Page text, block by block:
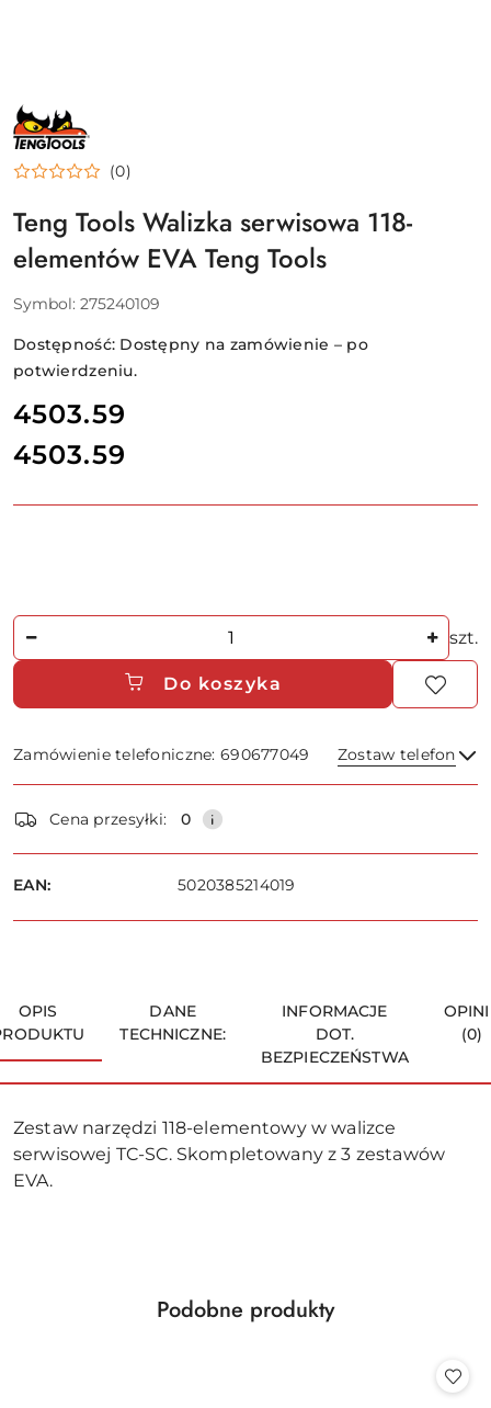
NAZWA
PRODUCENTA:
TENG
(0)
Teng Tools Walizka serwisowa 118-
elementów EVA Teng Tools
Symbol: 275240109
Dostępność: Dostępny na zamówienie – po
potwierdzeniu.
cena:
4503.59
Cena:
4503.59
Ilość szt.
Do koszyka
Zamówienie telefoniczne: 690677049 Zostaw telefon
Wyślij
i
dostawa
Cena przesyłki: 0
EAN: 5020385214019
OPIS
DANE
TECHNICZNE:
INFORMACJE
DOT.
BEZPIECZEŃSTWA
(0)
Zestaw narzędzi 118-elementowy w walizce
serwisowej TC-SC. Skompletowany z 3 zestawów
EVA.
Pomiń karuzelę produktów
Produkty
Podobne produkty